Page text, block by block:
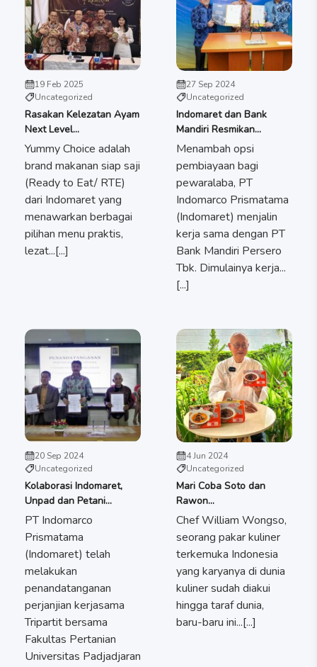
19 Feb 2025
Uncategorized
Rasakan Kelezatan Ayam
Next Level...
Yummy Choice adalah
brand makanan siap saji
(Ready to Eat/ RTE)
dari Indomaret yang
menawarkan berbagai
pilihan menu praktis,
lezat...[...]
27 Sep 2024
Uncategorized
Indomaret dan Bank
Mandiri Resmikan...
Menambah opsi
pembiayaan bagi
pewaralaba, PT
Indomarco Prismatama
(Indomaret) menjalin
kerja sama dengan PT
Bank Mandiri Persero
Tbk. Dimulainya kerja...
[...]
20 Sep 2024
Uncategorized
Kolaborasi Indomaret,
Unpad dan Petani...
PT Indomarco
Prismatama
(Indomaret) telah
melakukan
penandatanganan
perjanjian kerjasama
Tripartit bersama
Fakultas Pertanian
Universitas Padjadjaran
4 Jun 2024
Uncategorized
Mari Coba Soto dan
Rawon...
Chef William Wongso,
seorang pakar kuliner
terkemuka Indonesia
yang karyanya di dunia
kuliner sudah diakui
hingga taraf dunia,
baru-baru ini...[...]